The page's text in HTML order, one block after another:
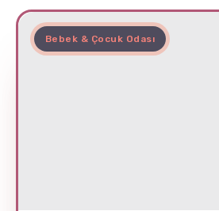
Bebek & Çocuk Odası